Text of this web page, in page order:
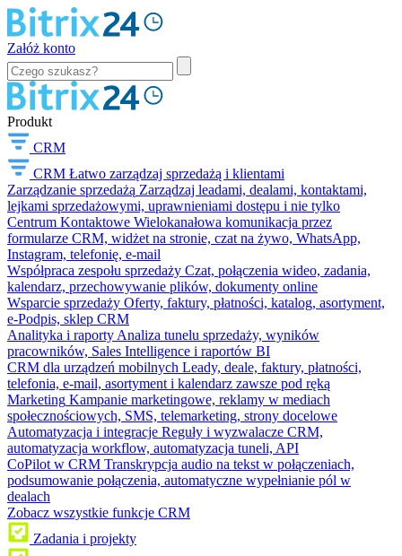
Załóż konto
Produkt
CRM
CRM Łatwo zarządzaj sprzedażą i klientami
Zarządzanie sprzedażą Zarządzaj leadami, dealami, kontaktami,
lejkami sprzedażowymi, uprawnieniami dostępu i nie tylko
Centrum Kontaktowe Wielokanałowa komunikacja przez
formularze CRM, widżet na stronie, czat na żywo, WhatsApp,
Instagram, telefonię, e-mail
Współpraca zespołu sprzedaży Czat, połączenia wideo, zadania,
kalendarz, przechowywanie plików, dokumenty online
Wsparcie sprzedaży Oferty, faktury, płatności, katalog, asortyment,
e-Podpis, sklep CRM
Analityka i raporty Analiza tunelu sprzedaży, wyników
pracowników, Sales Intelligence i raportów BI
CRM dla urządzeń mobilnych Leady, deale, faktury, płatności,
telefonia, e-mail, asortyment i kalendarz zawsze pod ręką
Marketing Kampanie marketingowe, reklamy w mediach
społecznościowych, SMS, telemarketing, strony docelowe
Automatyzacja i integracje Reguły i wyzwalacze CRM,
automatyzacja workflow, automatyzacja tuneli, API
CoPilot w CRM Transkrypcja audio na tekst w połączeniach,
podsumowanie połączenia, automatyczne wypełnianie pól w
dealach
Zobacz wszystkie funkcje CRM
Zadania i projekty